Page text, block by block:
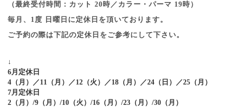
（最終受付時間：カット 20時／カラー・パーマ 19時）
毎月、1度 日曜日に定休日を頂いております。
ご予約の際は下記の定休日をご参考にして下さい。
↓
6月定休日
4（月）／11（月）／12（火）／18（月）／24（日）／25（月）
7月定休日
2（月）/9（月）/10（火）/16（月）/23（月）/30（月）